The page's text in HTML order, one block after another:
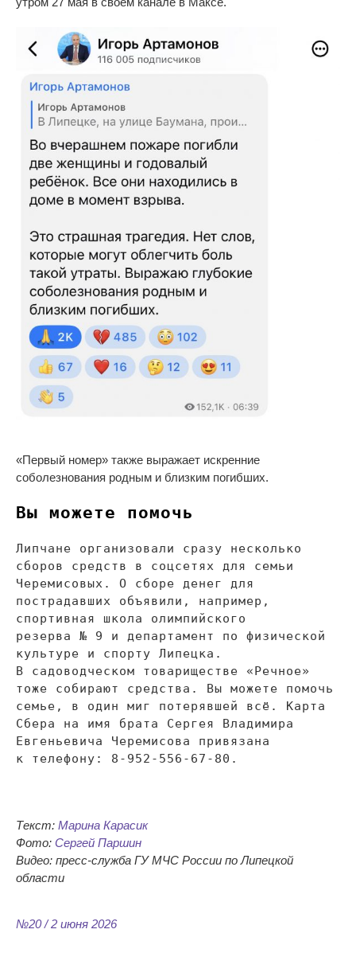
«Первый номер» также выражает искренние
соболезнования родным и близким погибших.
Вы можете помочь
Липчане организовали сразу несколько
сборов средств в
соцсетях для семьи
Черемисовых. О
сборе денег для
пострадавших объявили, например,
спортивная школа олимпийского
резерва № 9 и департамент по
физической
культуре и
спорту Липецка.
В
садоводческом товариществе «Речное»
тоже собирают средства. Вы
можете помочь
семье, в
один миг потерявшей всё. Карта
Сбера на
имя брата Сергея Владимира
Евгеньевича Черемисова привязана
к
телефону: 8-952-556-67-80 .
Текст: Марина Карасик
Фото: Сергей Паршин
Видео: пресс-служба ГУ МЧС России по Липецкой
области
№20 / 2 июня 2026